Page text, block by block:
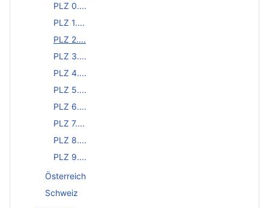
PLZ 0....
PLZ 1....
PLZ 2....
PLZ 3....
PLZ 4....
PLZ 5....
PLZ 6....
PLZ 7....
PLZ 8....
PLZ 9....
Österreich
Schweiz